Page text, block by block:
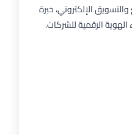
الإلكتروني، خبرة